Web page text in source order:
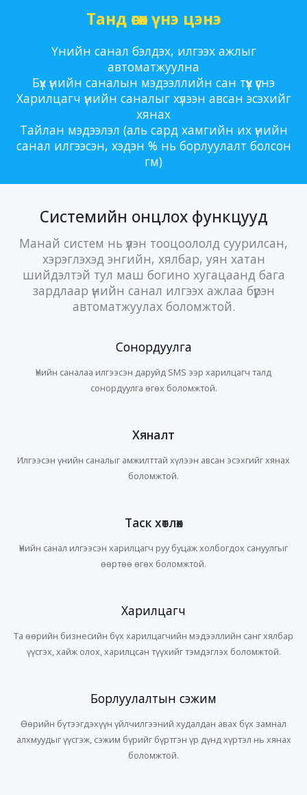
Танд өгөх үнэ цэнэ
Үнийн санал бэлдэх, илгээх ажлыг
автоматжуулна
Бүх үнийн саналын мэдээллийн сан түүх үүснэ
Харилцагч үнийн саналыг хүлээн авсан эсэхийг
хянах
Тайлан мэдээлэл (аль сард хамгийн их үнийн
санал илгээсэн, хэдэн % нь борлуулалт болсон
гм)
Системийн онцлох функцууд
Манай систем нь үүлэн тооцоололд суурилсан,
хэрэглэхэд энгийн, хялбар, уян хатан
шийдэлтэй тул маш богино хугацаанд бага
зардлаар үнийн санал илгээх ажлаа бүрэн
автоматжуулах боломжтой.
Сонордуулга
Үнийн саналаа илгээсэн даруйд SMS ээр харилцагч талд
сонордуулга өгөх боломжтой.
Хяналт
Илгээсэн үнийн саналыг амжилттай хүлээн авсан эсэхгийг хянах
боломжтой.
Таск хөтлөх
Үнийн санал илгээсэн харилцагч руу буцаж холбогдох сануулгыг
өөртөө өгөх боломжтой.
Харилцагч
Та өөрийн бизнесийн бүх харилцагчийн мэдээллийн санг хялбар
үүсгэх, хайж олох, харилцсан түүхийг тэмдэглэх боломжтой.
Борлуулалтын сэжим
Өөрийн бүтээгдэхүүн үйлчилгээний худалдан авах бүх замнал
алхмуудыг үүсгэж, сэжим бүрийг бүртгэн үр дүнд хүртэл нь хянах
боломжтой.